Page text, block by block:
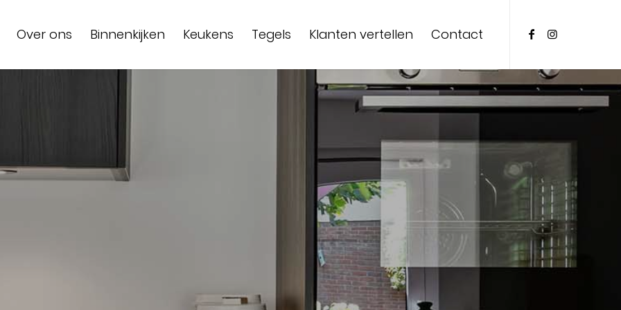
Over ons Binnenkijken Keukens Tegels Klanten vertellen Contact